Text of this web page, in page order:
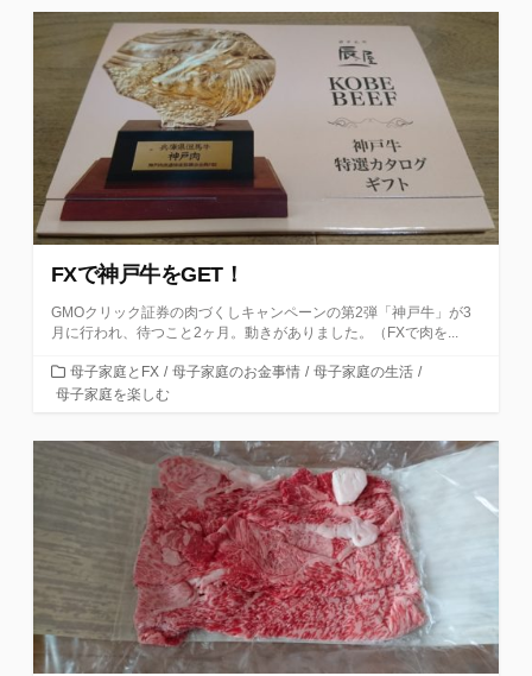
リ
FXで神戸牛をGET！
GMOクリック証券の肉づくしキャンペーンの第2弾「神戸牛」が3
月に行われ、待つこと2ヶ月。動きがありました。（FXで肉を...
カ
テ
リ
母子家庭とFX / 母子家庭のお金事情 / 母子家庭の生活 /
母子家庭を楽しむ